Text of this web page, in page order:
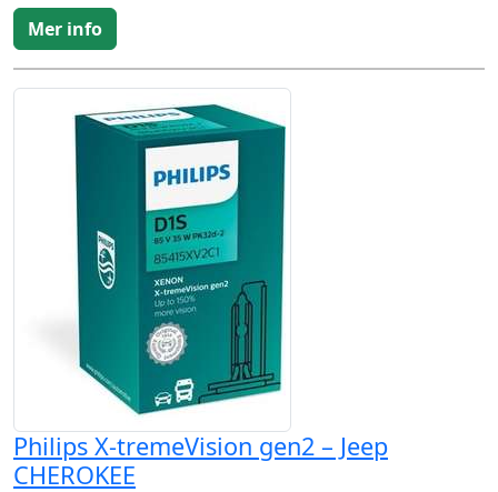
Mer info
Philips X-tremeVision gen2 – Jeep
CHEROKEE